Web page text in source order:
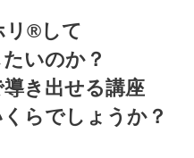
リ®︎して
いのか？
き出せる講座
らでしょうか？